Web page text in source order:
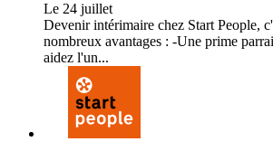
Le 24 juillet
Devenir intérimaire chez Start People,
nombreux avantages : -Une prime
aidez l'un...